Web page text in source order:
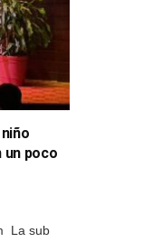
poco
La sub